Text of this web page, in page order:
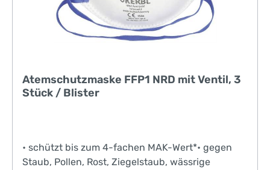
Atemschutzmaske FFP1 NRD mit Ventil, 3
Stück / Blister
• schützt bis zum 4-fachen MAK-Wert*• gegen
Staub, Pollen, Rost, Ziegelstaub, wässrige